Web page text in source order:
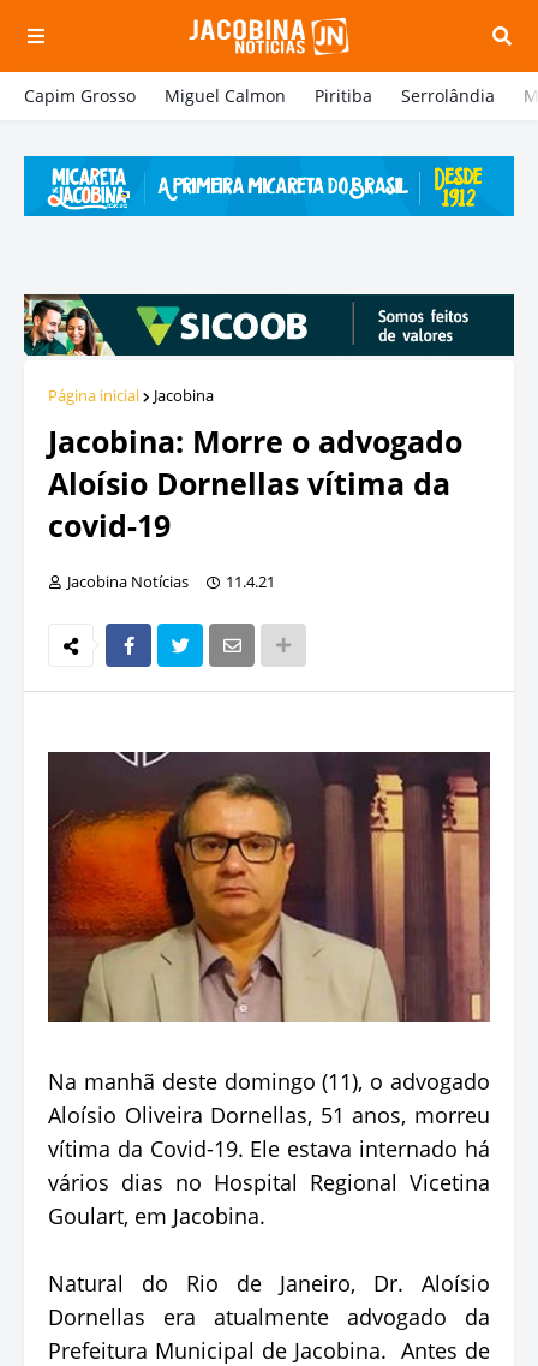
Capim Grosso Miguel Calmon Piritiba Serrolândia
Página inicial Jacobina
Jacobina: Morre o advogado
Aloísio Dornellas vítima da
covid-19
Jacobina Notícias 11.4.21
Na manhã deste domingo (11), o advogado
Aloísio Oliveira Dornellas, 51 anos, morreu
vítima da Covid-19. Ele estava internado há
vários dias no Hospital Regional Vicetina
Goulart, em Jacobina.
Natural do Rio de Janeiro, Dr. Aloísio
Dornellas era atualmente advogado da
Prefeitura Municipal de Jacobina. Antes de